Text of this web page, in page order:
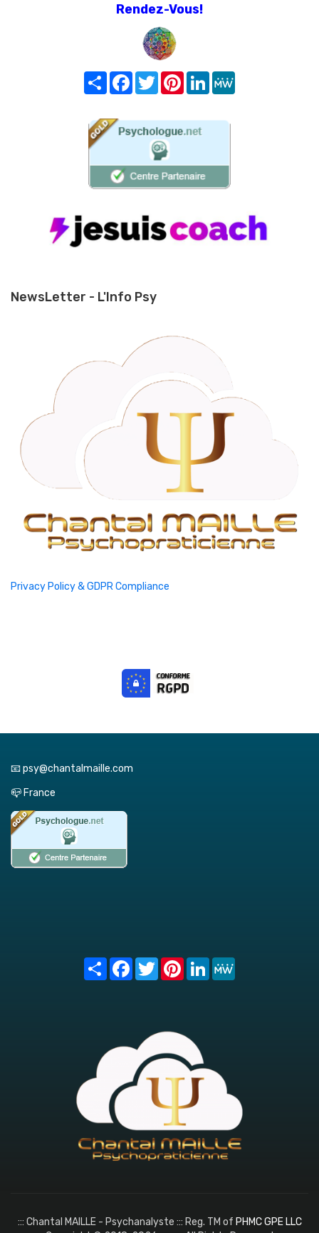
Rendez-Vous!
Share FacebookTwitterPinterest
LinkedIn
NewsLetter - L'Info Psy
Privacy Policy & GDPR Compliance
📧 psy@chantalmaille.com
📪 France
Share FacebookTwitterPinterest
LinkedIn
::: Chantal MAILLE - Psychanalyste ::: Reg. TM of PHMC GPE LLC